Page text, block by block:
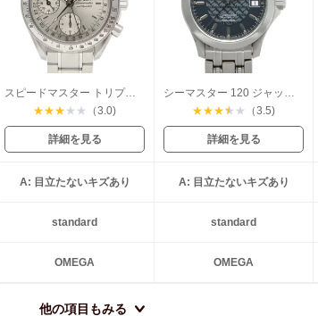
スピードマスター トリプルカレンダー
★★★ ★ ★ （3.0)
詳細を見る
シーマスター 120 ジャックマイヨールモデル
★★★★ ★ （3.5)
詳細を見る
A: 目立たないキズあり A: 目立たないキズあり
standard standard
OMEGA OMEGA
他の項目もみる